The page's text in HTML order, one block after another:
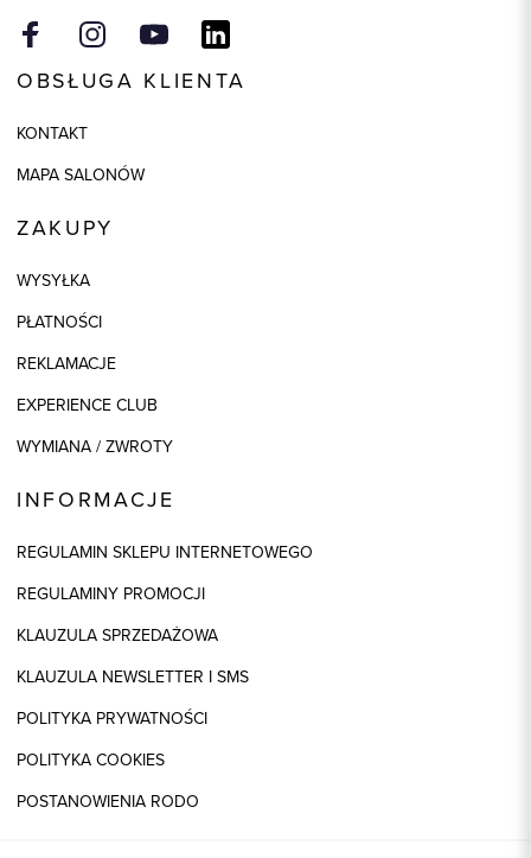
OBSŁUGA KLIENTA
KONTAKT
MAPA SALONÓW
ZAKUPY
WYSYŁKA
PŁATNOŚCI
REKLAMACJE
EXPERIENCE CLUB
WYMIANA / ZWROTY
INFORMACJE
REGULAMIN SKLEPU INTERNETOWEGO
REGULAMINY PROMOCJI
KLAUZULA SPRZEDAŻOWA
KLAUZULA NEWSLETTER I SMS
POLITYKA PRYWATNOŚCI
POLITYKA COOKIES
POSTANOWIENIA RODO